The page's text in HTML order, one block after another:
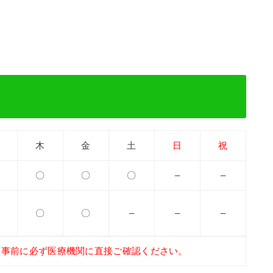
木 金 土 日 祝
〇 〇 〇 – –
〇 〇 – – –
前に必ず医療機関に直接ご確認ください。